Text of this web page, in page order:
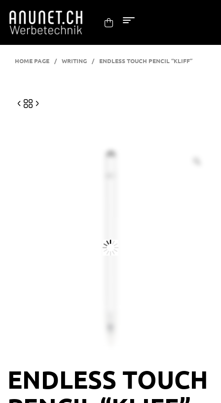
HOME PAGE / WRITING / ENDLESS TOUCH PENCIL “KLIFF”
ENDLESS TOUCH